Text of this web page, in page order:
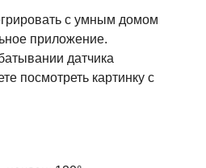
с умным домом
приложение.
датчика
посмотреть картинку с